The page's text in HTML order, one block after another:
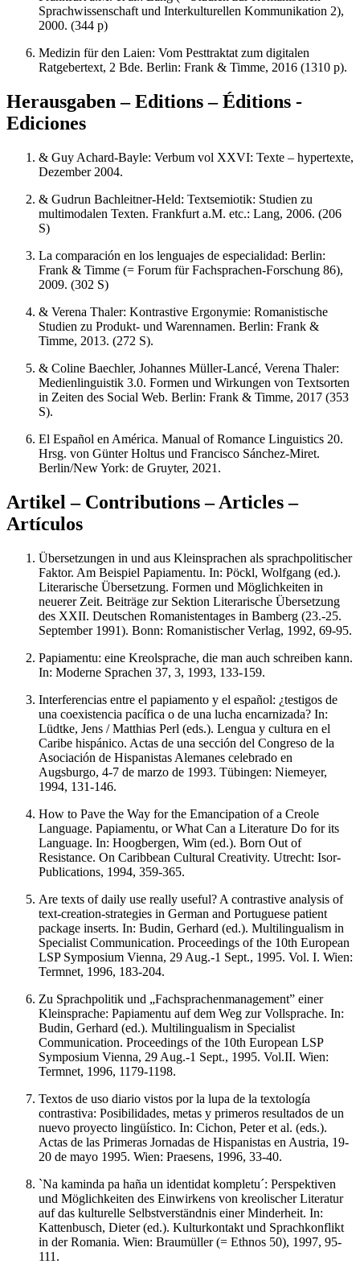
Sprachwissenschaft und Interkulturellen Kommunikation 2),
2000. (344 p)
Medizin für den Laien: Vom Pesttraktat zum digitalen
Ratgebertext, 2 Bde. Berlin: Frank & Timme, 2016 (1310 p).
Herausgaben – Editions – Éditions -
Ediciones
& Guy Achard-Bayle: Verbum vol XXVI: Texte – hypertexte,
Dezember 2004.
& Gudrun Bachleitner-Held: Textsemiotik: Studien zu
multimodalen Texten. Frankfurt a.M. etc.: Lang, 2006. (206
S)
La comparación en los lenguajes de especialidad: Berlin:
Frank & Timme (= Forum für Fachsprachen-Forschung 86),
2009. (302 S)
& Verena Thaler: Kontrastive Ergonymie: Romanistische
Studien zu Produkt- und Warennamen. Berlin: Frank &
Timme, 2013. (272 S).
& Coline Baechler, Johannes Müller-Lancé, Verena Thaler:
Medienlinguistik 3.0. Formen und Wirkungen von Textsorten
in Zeiten des Social Web. Berlin: Frank & Timme, 2017 (353
S).
El Español en América. Manual of Romance Linguistics 20.
Hrsg. von Günter Holtus und Francisco Sánchez-Miret.
Berlin/New York: de Gruyter, 2021.
Artikel – Contributions – Articles –
Artículos
Übersetzungen in und aus Kleinsprachen als sprachpolitischer
Faktor. Am Beispiel Papiamentu. In: Pöckl, Wolfgang (ed.).
Literarische Übersetzung. Formen und Möglichkeiten in
neuerer Zeit. Beiträge zur Sektion Literarische Übersetzung
des XXII. Deutschen Romanistentages in Bamberg (23.-25.
September 1991). Bonn: Romanistischer Verlag, 1992, 69-95.
Papiamentu: eine Kreolsprache, die man auch schreiben kann.
In: Moderne Sprachen 37, 3, 1993, 133-159.
Interferencias entre el papiamento y el español: ¿testigos de
una coexistencia pacífica o de una lucha encarnizada? In:
Lüdtke, Jens / Matthias Perl (eds.). Lengua y cultura en el
Caribe hispánico. Actas de una sección del Congreso de la
Asociación de Hispanistas Alemanes celebrado en
Augsburgo, 4-7 de marzo de 1993. Tübingen: Niemeyer,
1994, 131-146.
How to Pave the Way for the Emancipation of a Creole
Language. Papiamentu, or What Can a Literature Do for its
Language. In: Hoogbergen, Wim (ed.). Born Out of
Resistance. On Caribbean Cultural Creativity. Utrecht: Isor-
Publications, 1994, 359-365.
Are texts of daily use really useful? A contrastive analysis of
text-creation-strategies in German and Portuguese patient
package inserts. In: Budin, Gerhard (ed.). Multilingualism in
Specialist Communication. Proceedings of the 10th European
LSP Symposium Vienna, 29 Aug.-1 Sept., 1995. Vol. I. Wien:
Termnet, 1996, 183-204.
Zu Sprachpolitik und „Fachsprachenmanagement” einer
Kleinsprache: Papiamentu auf dem Weg zur Vollsprache. In:
Budin, Gerhard (ed.). Multilingualism in Specialist
Communication. Proceedings of the 10th European LSP
Symposium Vienna, 29 Aug.-1 Sept., 1995. Vol.II. Wien:
Termnet, 1996, 1179-1198.
Textos de uso diario vistos por la lupa de la textología
contrastiva: Posibilidades, metas y primeros resultados de un
nuevo proyecto lingüístico. In: Cichon, Peter et al. (eds.).
Actas de las Primeras Jornadas de Hispanistas en Austria, 19-
20 de mayo 1995. Wien: Praesens, 1996, 33-40.
`Na kaminda pa haña un identidat kompletu´: Perspektiven
und Möglichkeiten des Einwirkens von kreolischer Literatur
auf das kulturelle Selbstverständnis einer Minderheit. In:
Kattenbusch, Dieter (ed.). Kulturkontakt und Sprachkonflikt
in der Romania. Wien: Braumüller (= Ethnos 50), 1997, 95-
111.